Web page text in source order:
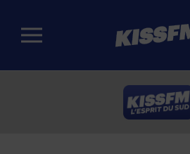
Passer au contenu principal